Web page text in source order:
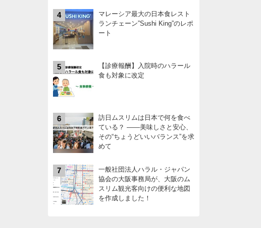
4
マレーシア最大の日本食レスト
ランチェーン”Sushi King”のレポ
ート
5
【診療報酬】入院時のハラール
食も対象に改定
6
訪日ムスリムは日本で何を食べ
ている？ ――美味しさと安心、
その“ちょうどいいバランス”を求
めて
7
一般社団法人ハラル・ジャパン
協会の大阪事務局が、大阪のム
スリム観光客向けの便利な地図
を作成しました！